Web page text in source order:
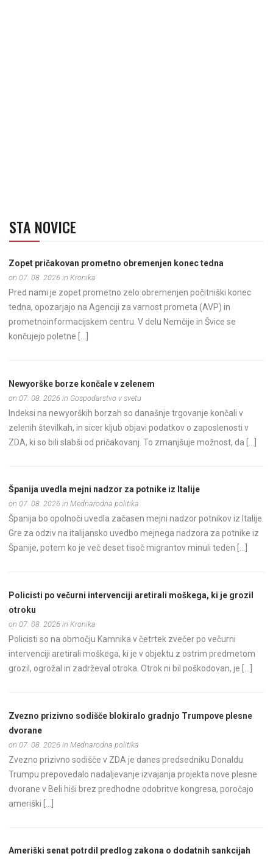
STA NOVICE
Zopet pričakovan prometno obremenjen konec tedna
on 07. 08. 2026 in Kronika
Pred nami je zopet prometno zelo obremenjen počitniški konec
tedna, opozarjajo na Agenciji za varnost prometa (AVP) in
prometnoinformacijskem centru. V delu Nemčije in Švice se
končujejo poletne […]
Newyorške borze končale v zelenem
on 07. 08. 2026 in Gospodarstvo v svetu
Indeksi na newyorških borzah so današnje trgovanje končali v
zelenih številkah, in sicer kljub objavi podatkov o zaposlenosti v
ZDA, ki so bili slabši od pričakovanj. To zmanjšuje možnost, da […]
Španija uvedla mejni nadzor za potnike iz Italije
on 07. 08. 2026 in Mednarodna politika
Španija bo opolnoči uvedla začasen mejni nadzor potnikov iz Italije.
Gre za odziv na italijansko uvedbo mejnega nadzora za potnike iz
Španije, potem ko je več deset tisoč migrantov minuli teden […]
Policisti po večurni intervenciji aretirali moškega, ki je grozil
otroku
on 07. 08. 2026 in Kronika
Policisti so na območju Kamnika v četrtek zvečer po večurni
intervenciji aretirali moškega, ki je v objektu z ostrim predmetom
grozil, ogrožal in zadrževal otroka. Otrok ni bil poškodovan, je […]
Zvezno prizivno sodišče blokiralo gradnjo Trumpove plesne
dvorane
on 07. 08. 2026 in Mednarodna politika
Zvezno prizivno sodišče v ZDA je danes predsedniku Donaldu
Trumpu prepovedalo nadaljevanje izvajanja projekta nove plesne
dvorane v Beli hiši brez predhodne odobritve kongresa, poročajo
ameriški […]
Ameriški senat potrdil predlog zakona o dodatnih sankcijah